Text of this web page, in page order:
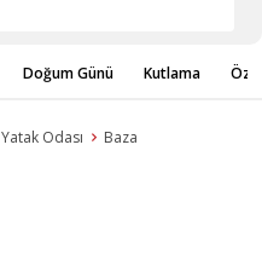
Doğum Günü Kutlama
Yatak Odası Baza